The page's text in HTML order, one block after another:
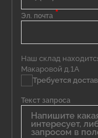
Эл. почта *
Наш склад
Макаровой д.1А
Требуется
Текст запроса